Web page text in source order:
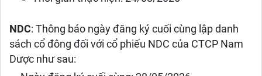
NDC: Thông báo ngày đăng ký cuối cùng lập danh
sách cổ đông đối với cổ phiếu NDC của CTCP Nam
Dược như sau: